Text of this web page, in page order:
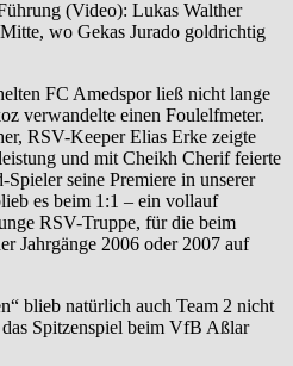
(Video): Lukas Walther
wo Gekas Jurado goldrichtig
FC Amedspor ließ nicht lange
verwandelte einen Foulelfmeter.
RSV-Keeper Elias Erke zeigte
und mit Cheikh Cherif feierte
seine Premiere in unserer
es beim 1:1 – ein vollauf
RSV-Truppe, für die beim
Jahrgänge 2006 oder 2007 auf
blieb natürlich auch Team 2 nicht
Spitzenspiel beim VfB Aßlar